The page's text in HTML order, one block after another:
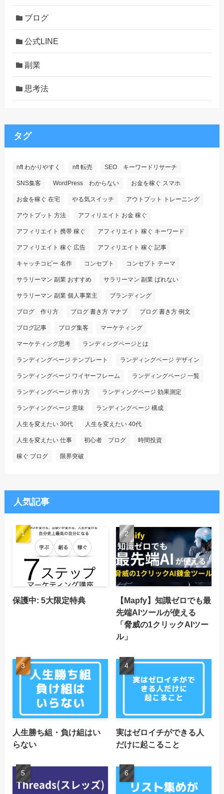
ブログ
公式LINE
副業
思考法
タグ
nft わかりやすく nft 転売 SEO キーワードリサーチ
SNS集客 WordPress わからない お金を稼ぐ スマホ
お金を稼ぐ 在宅 やる気スイッチ アウトプット トレーニング
アウトプット 方法 アフィリエイト お金 稼ぐ
アフィリエイト 携帯 稼ぐ アフィリエイト 稼ぐ キーワード
アフィリエイト 稼ぐ 広告 アフィリエイト 稼ぐ 記事
キャッチコピー 名作 コンセプト コンセプト テーマ
サラリーマン 副業 おすすめ サラリーマン 副業 ばれない
サラリーマン 副業 個人事業主 ブランディング
ブログ 作り方 ブログ 書き方 マナブ ブログ 書き方 例文
ブログ記事 ブログ集客 マーケティング
マーケティング思考 ランディングページとは
ランディングページ テンプレート ランディングページ デザイン
ランディングページ ワイヤーフレーム ランディングページ 一覧
ランディングページ 作り方 ランディングページ 効果測定
ランディングページ 意味 ランディングページ 構成
人生を変えたい 30代 人生を変えたい 40代
人生を変えたい 仕事 初心者 ブログ 時間投資
稼ぐ ブログ 限界突破
人気記事
保護中: 5大限定特典
【Mapfy】知識ゼロでも最
先端AIツールが使える
「脅威の1クリックAIツー
ル」
人生勝ち組・負け組はい
らない
実はゼロイチができる人
だけに起こること